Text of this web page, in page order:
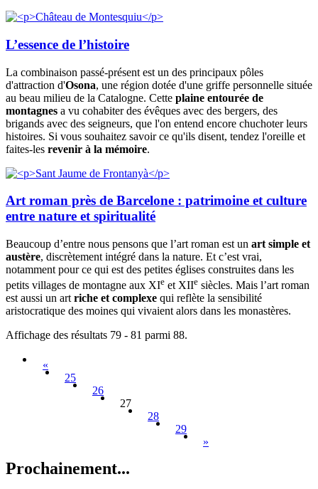
L’essence de l’histoire
La combinaison passé-présent est un des principaux pôles
d'attraction d'Osona, une région dotée d'une griffe personnelle située
au beau milieu de la Catalogne. Cette plaine entourée de
montagnes a vu cohabiter des évêques avec des bergers, des
brigands avec des seigneurs, que l'on entend encore chuchoter leurs
histoires. Si vous souhaitez savoir ce qu'ils disent, tendez l'oreille et
faites-les revenir à la mémoire.
Art roman près de Barcelone : patrimoine et culture
entre nature et spiritualité
Beaucoup d’entre nous pensons que l’art roman est un art simple et
austère, discrètement intégré dans la nature. Et c’est vrai,
notamment pour ce qui est des petites églises construites dans les
petits villages de montagne aux XIe et XIIe siècles. Mais l’art roman
est aussi un art riche et complexe qui reflète la sensibilité
aristocratique des moines qui vivaient alors dans les monastères.
Affichage des résultats 79 - 81 parmi 88.
«
25
26
27
28
29
»
Prochainement...